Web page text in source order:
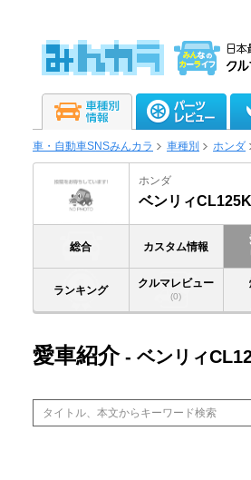
車・自動車SNSみんカラ 車種別 ホンダ
ホンダ
ベンリィCL125K
総合 カスタム情報
ランキング
クルマレビュー
(0)
愛車紹介- ベンリィ